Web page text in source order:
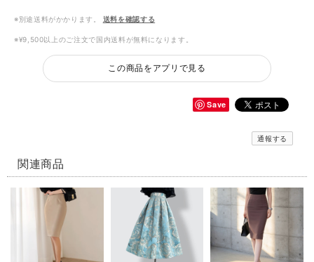
※別途送料がかかります。 送料を確認する
※¥9,500以上のご注文で国内送料が無料になります。
この商品をアプリで見る
Save
通報する
関連商品